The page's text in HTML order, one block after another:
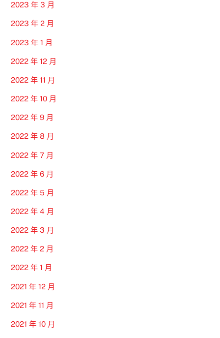
2023 年 3 月
2023 年 2 月
2023 年 1 月
2022 年 12 月
2022 年 11 月
2022 年 10 月
2022 年 9 月
2022 年 8 月
2022 年 7 月
2022 年 6 月
2022 年 5 月
2022 年 4 月
2022 年 3 月
2022 年 2 月
2022 年 1 月
2021 年 12 月
2021 年 11 月
2021 年 10 月